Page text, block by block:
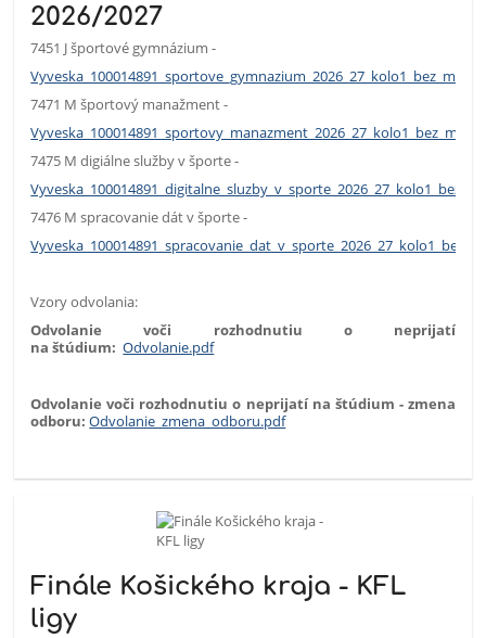
2026/2027
7451 J športové gymnázium -
7471 M športový manažment -
7475 M digiálne služby v športe -
7476 M spracovanie dát v športe -
Vzory odvolania:
Odvolanie voči rozhodnutiu o neprijatí
na štúdium:Odvolanie.pdf
Odvolanie voči rozhodnutiu o neprijatí na štúdium - zmena
odboru:Odvolanie_zmena_odboru.pdf
Finále Košického kraja - KFL
ligy